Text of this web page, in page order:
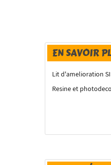
EN SAVOIR
Lit d'amelioration
Resine et